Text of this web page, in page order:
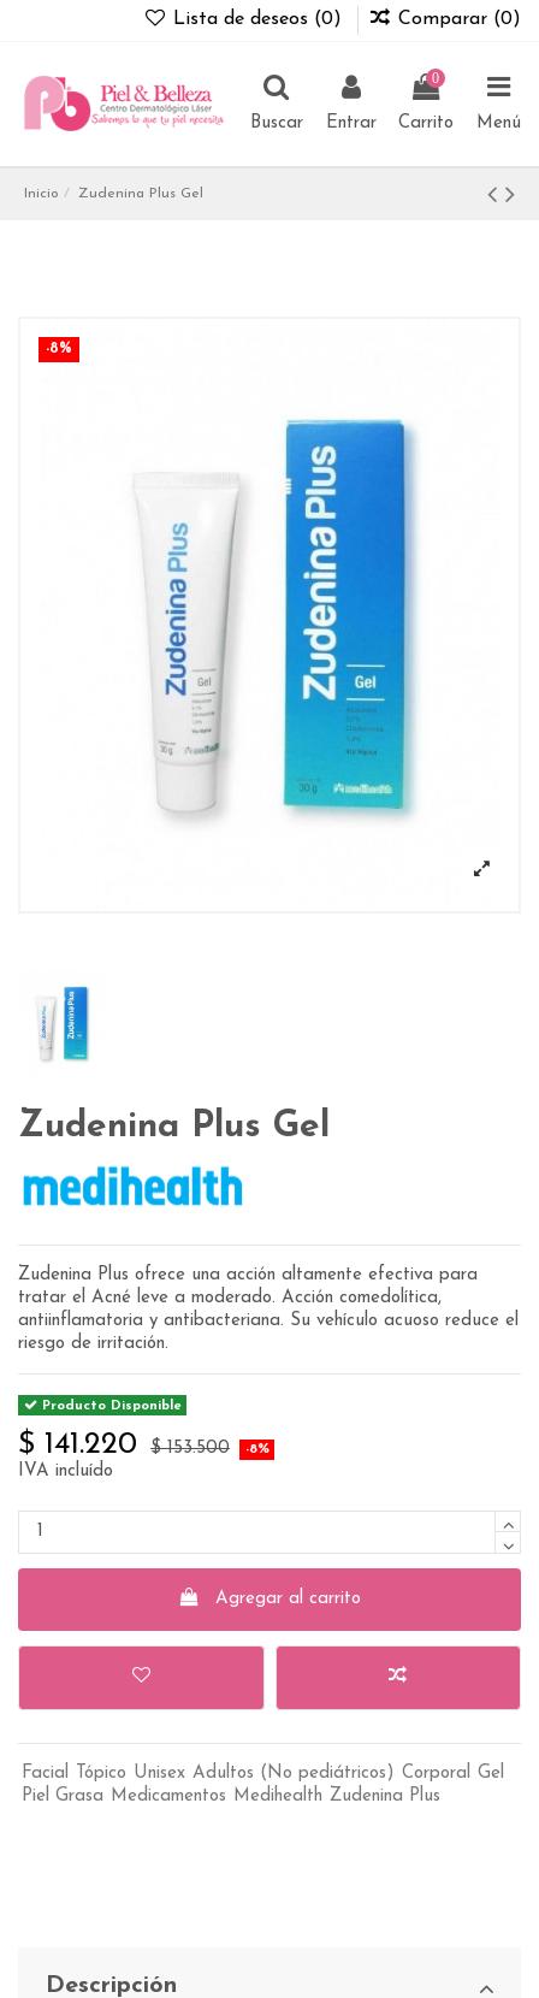
Lista de deseos (0) Comparar (0)
Buscar Entrar
0
Carrito Menú
Inicio Zudenina Plus Gel
-8%
Zudenina Plus Gel
Zudenina Plus ofrece una acción altamente efectiva para
tratar el Acné leve a moderado. Acción comedolítica,
antiinflamatoria y antibacteriana. Su vehículo acuoso reduce el
riesgo de irritación.
Producto Disponible
$ 141.220 $ 153.500 -8%
IVA incluído
Agregar al carrito
Facial Tópico Unisex Adultos (No pediátricos) Corporal
Gel
Piel Grasa
Medicamentos Medihealth Zudenina Plus
Descripción